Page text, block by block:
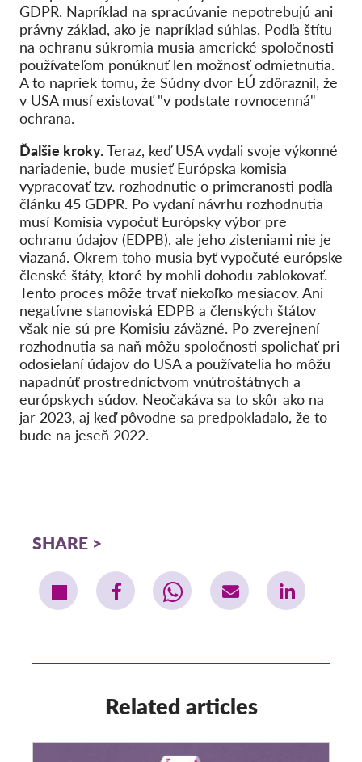
GDPR. Napríklad na spracúvanie nepotrebujú ani
právny základ, ako je napríklad súhlas. Podľa štítu
na ochranu súkromia musia americké spoločnosti
používateľom ponúknuť len možnosť odmietnutia.
A to napriek tomu, že Súdny dvor EÚ zdôraznil, že
v USA musí existovať "v podstate rovnocenná"
ochrana.
Ďalšie kroky.Teraz, keď USA vydali svoje výkonné
nariadenie, bude musieť Európska komisia
vypracovať tzv. rozhodnutie o primeranosti podľa
článku 45 GDPR. Po vydaní návrhu rozhodnutia
musí Komisia vypočuť Európsky výbor pre
ochranu údajov (EDPB), ale jeho zisteniami nie je
viazaná. Okrem toho musia byť vypočuté európske
členské štáty, ktoré by mohli dohodu zablokovať.
Tento proces môže trvať niekoľko mesiacov. Ani
negatívne stanoviská EDPB a členských štátov
však nie sú pre Komisiu záväzné. Po zverejnení
rozhodnutia sa naň môžu spoločnosti spoliehať pri
odosielaní údajov do USA a používatelia ho môžu
napadnúť prostredníctvom vnútroštátnych a
európskych súdov. Neočakáva sa to skôr ako na
jar 2023, aj keď pôvodne sa predpokladalo, že to
bude na jeseň 2022.
SHARE
Related articles